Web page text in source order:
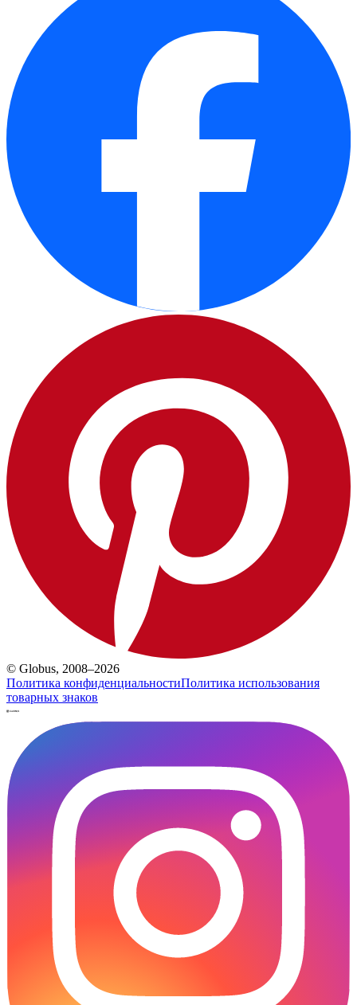
© Globus, 2008–2026
Политика конфиденциальностиПолитика использования
товарных знаков